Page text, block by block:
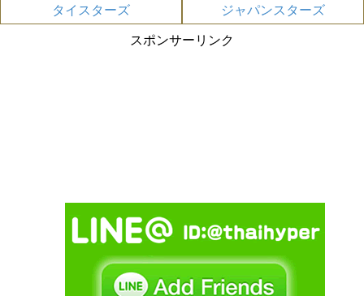
タイスターズ
ジャパンスターズ
スポンサーリンク